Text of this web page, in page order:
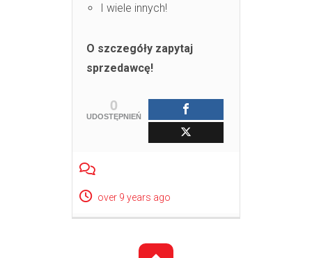
I wiele innych!
O szczegóły zapytaj
sprzedawcę!
0
UDOSTĘPNIEŃ
over 9 years ago